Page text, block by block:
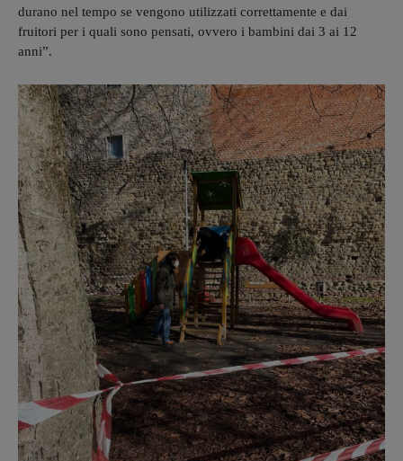
durano nel tempo se vengono utilizzati correttamente e dai
fruitori per i quali sono pensati, ovvero i bambini dai 3 ai 12
anni”.